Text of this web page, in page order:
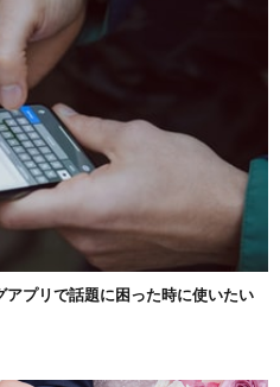
アプリで話題に困った時に使いたい